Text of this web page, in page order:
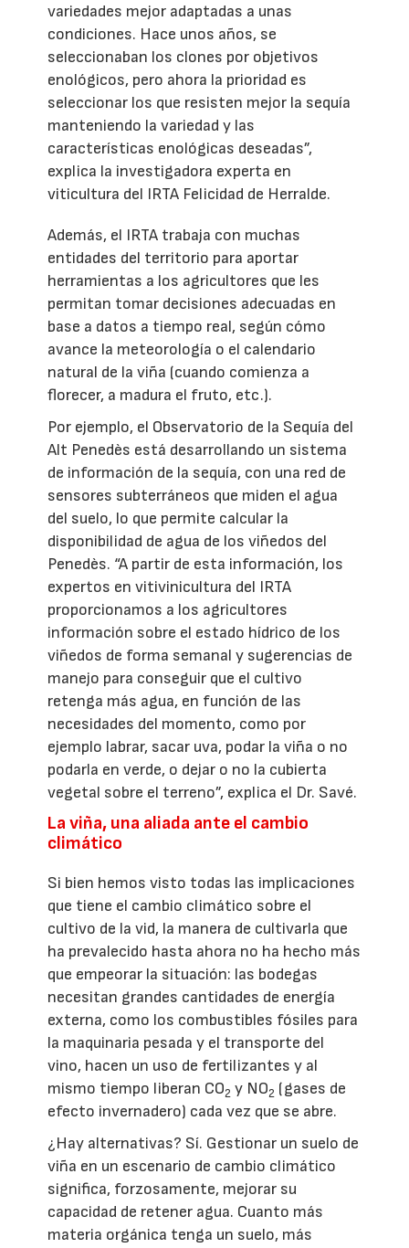
variedades mejor adaptadas a unas
condiciones. Hace unos años, se
seleccionaban los clones por objetivos
enológicos, pero ahora la prioridad es
seleccionar los que resisten mejor la sequía
manteniendo la variedad y las
características enológicas deseadas”,
explica la investigadora experta en
viticultura del IRTA Felicidad de Herralde.
Además, el IRTA trabaja con muchas
entidades del territorio para aportar
herramientas a los agricultores que les
permitan tomar decisiones adecuadas en
base a datos a tiempo real, según cómo
avance la meteorología o el calendario
natural de la viña (cuando comienza a
florecer, a madura el fruto, etc.).
Por ejemplo, el Observatorio de la Sequía del
Alt Penedès está desarrollando un sistema
de información de la sequía, con una red de
sensores subterráneos que miden el agua
del suelo, lo que permite calcular la
disponibilidad de agua de los viñedos del
Penedès. “A partir de esta información, los
expertos en vitivinicultura del IRTA
proporcionamos a los agricultores
información sobre el estado hídrico de los
viñedos de forma semanal y sugerencias de
manejo para conseguir que el cultivo
retenga más agua, en función de las
necesidades del momento, como por
ejemplo labrar, sacar uva, podar la viña o no
podarla en verde, o dejar o no la cubierta
vegetal sobre el terreno”, explica el Dr. Savé.
La viña, una aliada ante el cambio
climático
Si bien hemos visto todas las implicaciones
que tiene el cambio climático sobre el
cultivo de la vid, la manera de cultivarla que
ha prevalecido hasta ahora no ha hecho más
que empeorar la situación: las bodegas
necesitan grandes cantidades de energía
externa, como los combustibles fósiles para
la maquinaria pesada y el transporte del
vino, hacen un uso de fertilizantes y al
mismo tiempo liberan CO2 y NO2 (gases de
efecto invernadero) cada vez que se abre.
¿Hay alternativas? Sí. Gestionar un suelo de
viña en un escenario de cambio climático
significa, forzosamente, mejorar su
capacidad de retener agua. Cuanto más
materia orgánica tenga un suelo, más